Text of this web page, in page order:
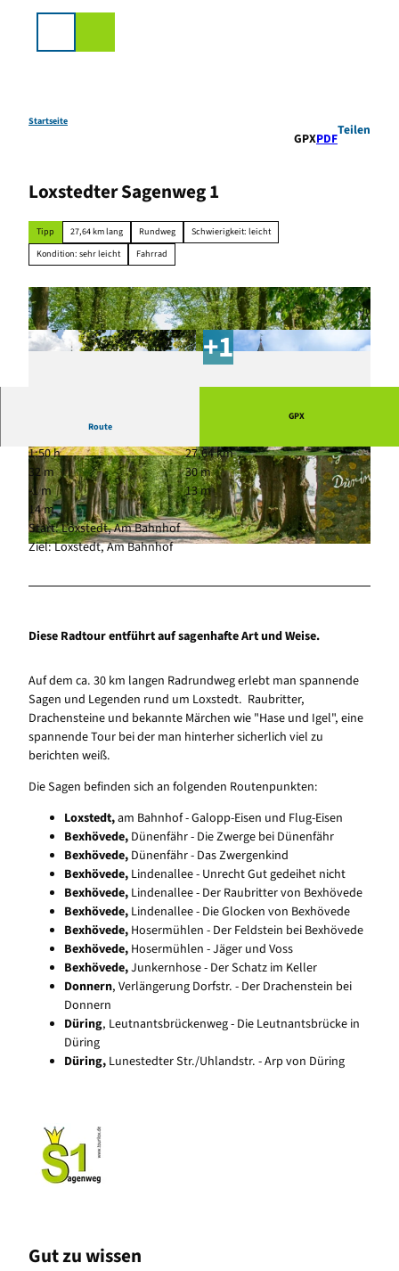
Startseite
GPXPDF
Teilen
Loxstedter Sagenweg 1
Tipp 27,64 km lang Rundweg
Schwierigkeit: leicht
Kondition: sehr leicht
Fahrrad
© Regina Thier-Grebe, mit freundlicher Genehmigung für die Webseiten-Illustration der Loxstedter
© Florian Trykowski, Cuxland-Tourismus, Foto
graf Florian Trykowski |CC-BY
© Regina Thier-Grebe, mit freundlicher Geneh
migung für die Webseiten-Illustration der Loxst
edter Sagenwege |CC-BY-ND
Route
GPX
1:50 h
27,64 km
32 m
30 m
-1 m
13 m
14 m
Start: Loxstedt, Am Bahnhof
Ziel: Loxstedt, Am Bahnhof
Diese Radtour entführt auf sagenhafte Art und Weise.
Auf dem ca. 30 km langen Radrundweg erlebt man spannende
Sagen und Legenden rund um Loxstedt. Raubritter,
Drachensteine und bekannte Märchen wie "Hase und Igel", eine
spannende Tour bei der man hinterher sicherlich viel zu
berichten weiß.
Die Sagen befinden sich an folgenden Routenpunkten:
Loxstedt,am Bahnhof - Galopp-Eisen und Flug-Eisen
Bexhövede, Dünenfähr - Die Zwerge bei Dünenfähr
Bexhövede, Dünenfähr - Das Zwergenkind
Bexhövede, Lindenallee - Unrecht Gut gedeihet nicht
Bexhövede, Lindenallee - Der Raubritter von Bexhövede
Bexhövede, Lindenallee - Die Glocken von Bexhövede
Bexhövede, Hosermühlen - Der Feldstein bei Bexhövede
Bexhövede, Hosermühlen - Jäger und Voss
Bexhövede,Junkernhose - Der Schatz im Keller
Donnern, Verlängerung Dorfstr. - Der Drachenstein bei
Donnern
Düring, Leutnantsbrückenweg - Die Leutnantsbrücke in
Düring
Düring, Lunestedter Str./Uhlandstr. - Arp von Düring
Gut zu wissen